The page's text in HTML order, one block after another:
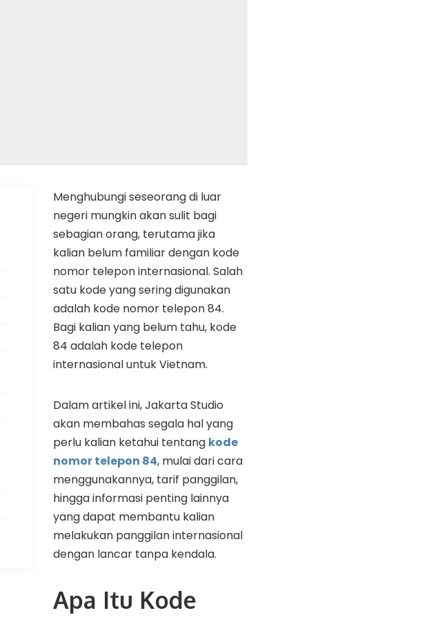
Menghubungi seseorang di luar
negeri mungkin akan sulit bagi
sebagian orang, terutama jika
kalian belum familiar dengan kode
nomor telepon internasional. Salah
satu kode yang sering digunakan
adalah kode nomor telepon 84.
Bagi kalian yang belum tahu, kode
84 adalah kode telepon
internasional untuk Vietnam.
Dalam artikel ini, Jakarta Studio
akan membahas segala hal yang
perlu kalian ketahui tentang kode
nomor telepon 84, mulai dari cara
menggunakannya, tarif panggilan,
hingga informasi penting lainnya
yang dapat membantu kalian
melakukan panggilan internasional
dengan lancar tanpa kendala.
Apa Itu Kode